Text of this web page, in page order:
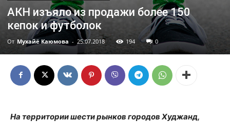
АКН изъяло из продажи более 150
кепок и футболок
От Мухайё Каюмова - 25.07.2018 194 0
На территории шести рынков городов Худжанд,